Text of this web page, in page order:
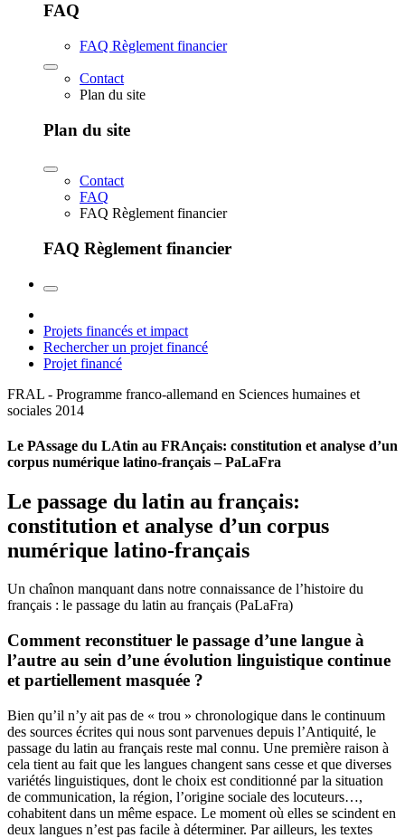
FAQ
FAQ Règlement financier
Contact
Plan du site
Plan du site
Contact
FAQ
FAQ Règlement financier
FAQ Règlement financier
Projets financés et impact
Rechercher un projet financé
Projet financé
FRAL - Programme franco-allemand en Sciences humaines et
sociales 2014
Le PAssage du LAtin au FRAnçais: constitution et analyse d’un
corpus numérique latino-français – PaLaFra
Le passage du latin au français:
constitution et analyse d’un corpus
numérique latino-français
Un chaînon manquant dans notre connaissance de l’histoire du
français : le passage du latin au français (PaLaFra)
Comment reconstituer le passage d’une langue à
l’autre au sein d’une évolution linguistique continue
et partiellement masquée ?
Bien qu’il n’y ait pas de « trou » chronologique dans le continuum
des sources écrites qui nous sont parvenues depuis l’Antiquité, le
passage du latin au français reste mal connu. Une première raison à
cela tient au fait que les langues changent sans cesse et que diverses
variétés linguistiques, dont le choix est conditionné par la situation
de communication, la région, l’origine sociale des locuteurs…,
cohabitent dans un même espace. Le moment où elles se scindent en
deux langues n’est pas facile à déterminer. Par ailleurs, les textes